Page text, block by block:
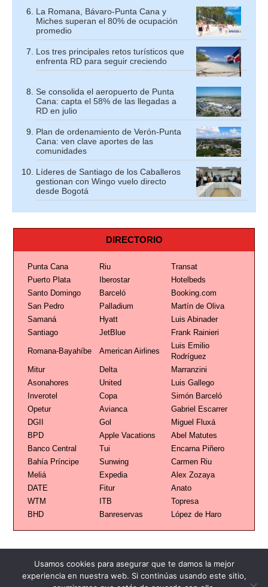
La Romana, Bávaro-Punta Cana y
Miches superan el 80% de ocupación
promedio
Los tres principales retos turísticos que
enfrenta RD para seguir creciendo
Se consolida el aeropuerto de Punta
Cana: capta el 58% de las llegadas a
RD en julio
Plan de ordenamiento de Verón-Punta
Cana: ven clave aportes de las
comunidades
Líderes de Santiago de los Caballeros
gestionan con Wingo vuelo directo
desde Bogotá
DIRECTORIO
Punta Cana Riu
Transat
Puerto Plata
Iberostar
Hotelbeds
Santo Domingo
Barceló
Booking.com
San Pedro
Palladium
Martín de Oliva
Samaná
Hyatt
Luis Abinader
Santiago
JetBlue Frank Rainieri
Romana-Bayahíbe American Airlines
Luis Emilio
Rodríguez
Mitur
Delta
Marranzini
Asonahores
United
Luis Gallego
Inverotel
Copa
Simón Barceló
Opetur
Avianca
Gabriel Escarrer
DGII
Gol
Miguel Fluxá
BPD
Apple Vacations
Abel Matutes
Banco Central
Tui
Encarna Piñero
Bahía Príncipe
Sunwing
Carmen Riu
Meliá
Expedia
Alex Zozaya
DATE
Fitur
Anato
WTM
ITB
Topresa
BHD
Banreservas López de Haro
Usamos cookies para asegurar que te damos la mejor
experiencia en nuestra web. Si continúas usando este sitio,